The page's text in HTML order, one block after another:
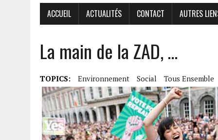
ACCUEIL ACTUALITÉS CONTACT AUTRES
La main de la ZAD, …
TOPICS: Environnement Social Tous Ensemble